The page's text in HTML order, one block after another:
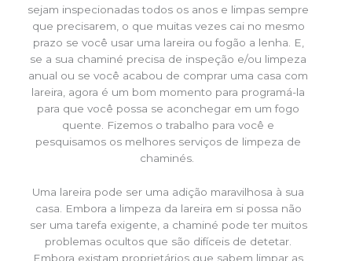
sejam inspecionadas todos os anos e limpas sempre
que precisarem, o que muitas vezes cai no mesmo
prazo se você usar uma lareira ou fogão a lenha. E,
se a sua chaminé precisa de inspeção e/ou limpeza
anual ou se você acabou de comprar uma casa com
lareira, agora é um bom momento para programá-la
para que você possa se aconchegar em um fogo
quente. Fizemos o trabalho para você e
pesquisamos os melhores serviços de limpeza de
chaminés.
Uma lareira pode ser uma adição maravilhosa à sua
casa. Embora a limpeza da lareira em si possa não
ser uma tarefa exigente, a chaminé pode ter muitos
problemas ocultos que são difíceis de detetar.
Embora existam proprietários que sabem limpar as